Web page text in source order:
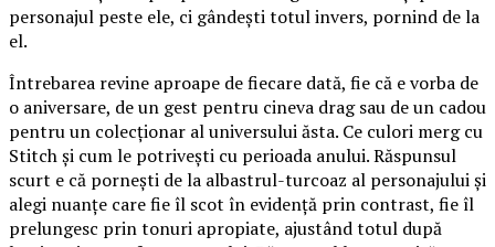
personajul peste ele, ci gândești totul invers, pornind de la
el.
Întrebarea revine aproape de fiecare dată, fie că e vorba de
o aniversare, de un gest pentru cineva drag sau de un cadou
pentru un colecționar al universului ăsta. Ce culori merg cu
Stitch și cum le potrivești cu perioada anului. Răspunsul
scurt e că pornești de la albastrul-turcoaz al personajului și
alegi nuanțe care fie îl scot în evidență prin contrast, fie îl
prelungesc prin tonuri apropiate, ajustând totul după